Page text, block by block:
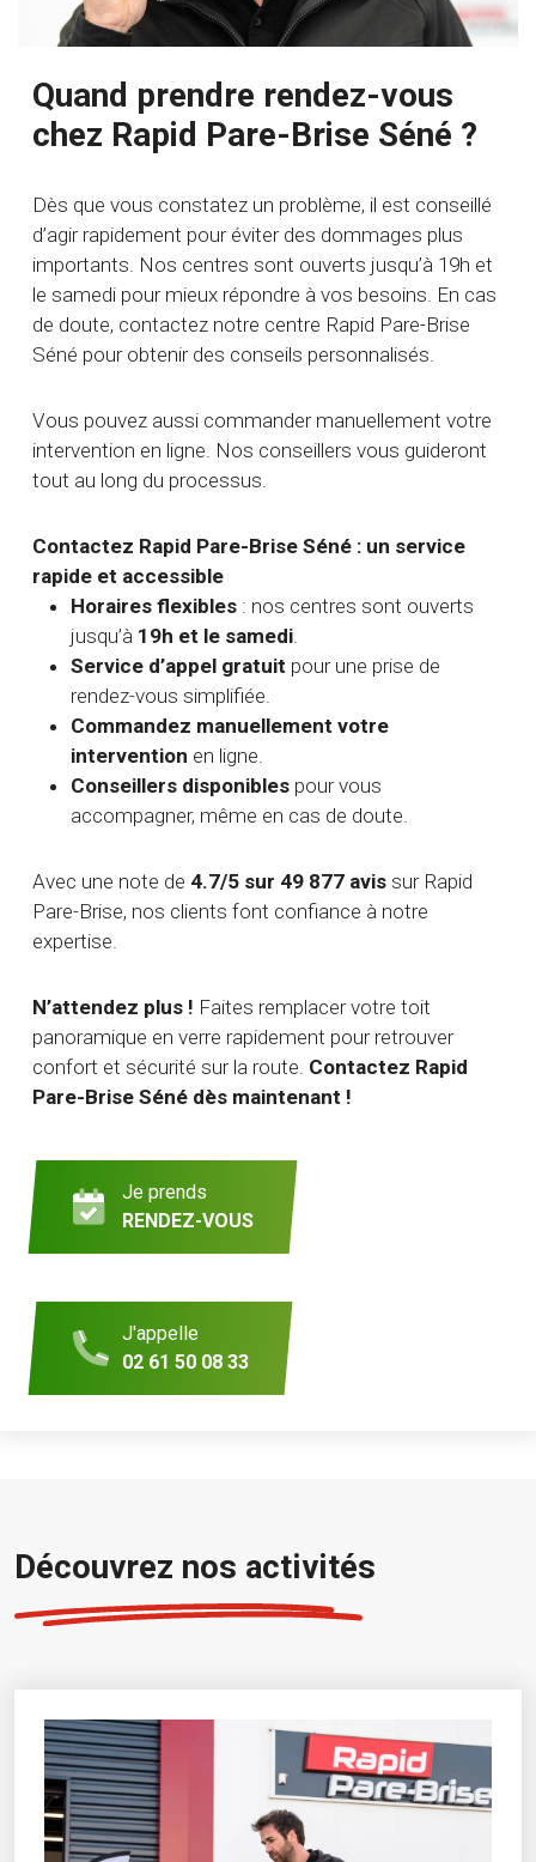
Quand prendre rendez-vous
chez Rapid Pare-Brise Séné ?
Dès que vous constatez un problème, il est conseillé
d’agir rapidement pour éviter des dommages plus
importants. Nos centres sont ouverts jusqu’à 19h et
le samedi pour mieux répondre à vos besoins. En cas
de doute, contactez notre centre Rapid Pare-Brise
Séné pour obtenir des conseils personnalisés.
Vous pouvez aussi commander manuellement votre
intervention en ligne. Nos conseillers vous guideront
tout au long du processus.
Contactez Rapid Pare-Brise Séné : un service
rapide et accessible
Horaires flexibles : nos centres sont ouverts
jusqu’à 19h et le samedi.
Service d’appel gratuit pour une prise de
rendez-vous simplifiée.
Commandez manuellement votre
intervention en ligne.
Conseillers disponibles pour vous
accompagner, même en cas de doute.
Avec une note de 4.7/5 sur 49 877 avis sur Rapid
Pare-Brise, nos clients font confiance à notre
expertise.
N’attendez plus ! Faites remplacer votre toit
panoramique en verre rapidement pour retrouver
confort et sécurité sur la route. Contactez Rapid
Pare-Brise Séné dès maintenant !
Je prends
RENDEZ-VOUS
J'appelle
02 61 50 08 33
Découvrez nos activités